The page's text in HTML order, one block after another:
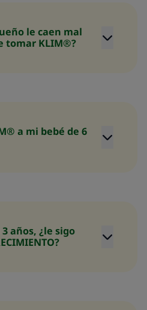
le caen mal
tomar KLIM®?
a mi bebé de 6
años, ¿le sigo